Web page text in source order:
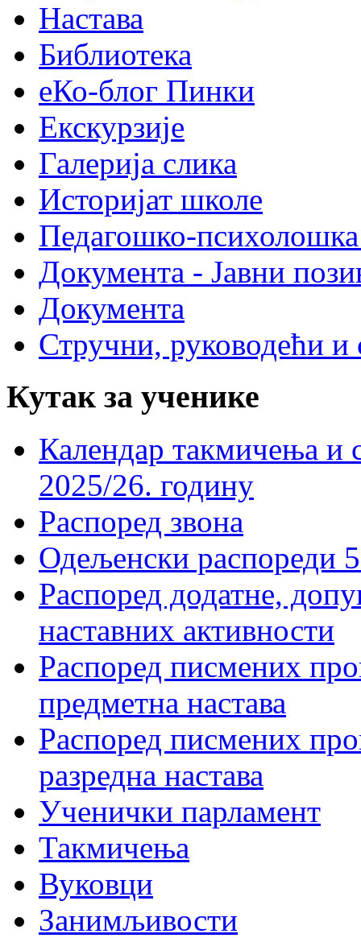
Настава
Библиотека
еКо-блог Пинки
Екскурзије
Галерија слика
Историјат школе
Педагошко-психолошка
Документа - Јавни
Документа
Стручни, руководећи и
Кутак за ученике
Календар такмичења
2025/26. годину
Распоред звона
Одељенски распореди
Распоред додатне,
наставних активности
Распоред писмених
предметна настава
Распоред писмених
разредна настава
Ученички парламент
Такмичења
Вуковци
Занимљивости